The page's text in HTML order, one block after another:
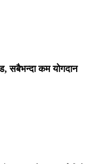
सबैभन्दा कम योगदान